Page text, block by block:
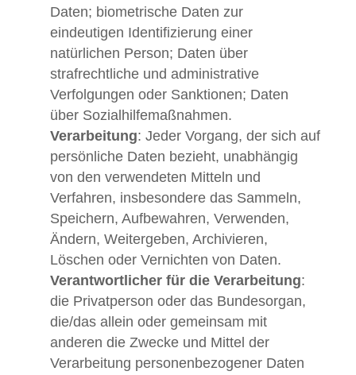
Daten; biometrische Daten zur
eindeutigen Identifizierung einer
natürlichen Person; Daten über
strafrechtliche und administrative
Verfolgungen oder Sanktionen; Daten
über Sozialhilfemaßnahmen.
Verarbeitung: Jeder Vorgang, der sich auf
persönliche Daten bezieht, unabhängig
von den verwendeten Mitteln und
Verfahren, insbesondere das Sammeln,
Speichern, Aufbewahren, Verwenden,
Ändern, Weitergeben, Archivieren,
Löschen oder Vernichten von Daten.
Verantwortlicher für die Verarbeitung:
die Privatperson oder das Bundesorgan,
die/das allein oder gemeinsam mit
anderen die Zwecke und Mittel der
Verarbeitung personenbezogener Daten